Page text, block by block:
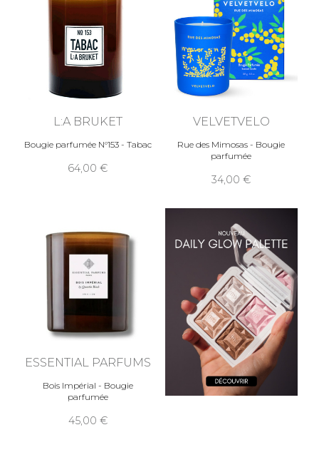
L:A BRUKET
Bougie parfumée N°153 - Tabac
64,00
VELVETVELO
Rue des Mimosas - Bougie
parfumée
34,00
ESSENTIAL PARFUMS
Bois Impérial - Bougie
parfumée
45,00